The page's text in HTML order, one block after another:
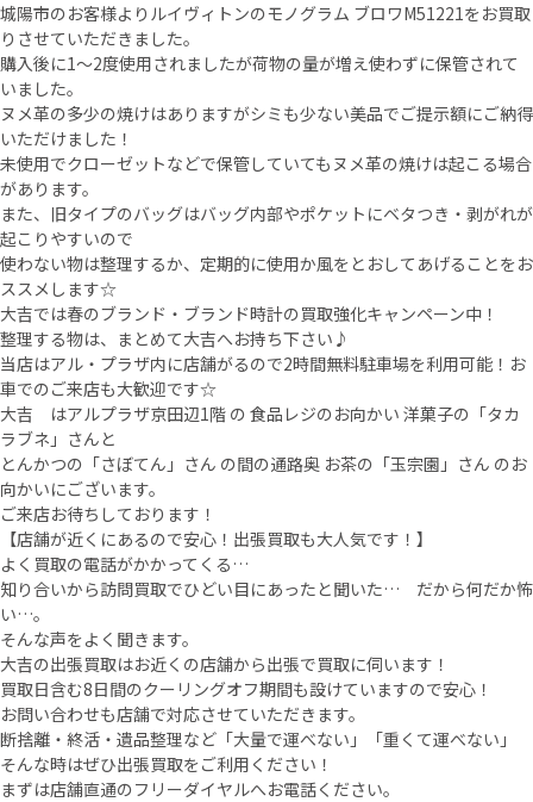
城陽市のお客様よりルイヴィトンのモノグラム ブロワM51221をお買取
りさせていただきました。
購入後に1～2度使用されましたが荷物の量が増え使わずに保管されて
いました。
ヌメ革の多少の焼けはありますがシミも少ない美品でご提示額にご納得
いただけました！
未使用でクローゼットなどで保管していてもヌメ革の焼けは起こる場合
があります。
また、旧タイプのバッグはバッグ内部やポケットにベタつき・剥がれが
起こりやすいので
使わない物は整理するか、定期的に使用か風をとおしてあげることをお
ススメします☆
大吉では春のブランド・ブランド時計の買取強化キャンペーン中！
整理する物は、まとめて大吉へお持ち下さい♪
当店はアル・プラザ内に店舗がるので2時間無料駐車場を利用可能！お
車でのご来店も大歓迎です☆
大吉 はアルプラザ京田辺1階 の 食品レジのお向かい 洋菓子の「タカ
ラブネ」さんと
とんかつの「さぼてん」さん の間の通路奥 お茶の「玉宗園」さん のお
向かいにございます。
ご来店お待ちしております！
【店舗が近くにあるので安心！出張買取も大人気です！】
よく買取の電話がかかってくる…
知り合いから訪問買取でひどい目にあったと聞いた… だから何だか怖
い…。
そんな声をよく聞きます。
大吉の出張買取はお近くの店舗から出張で買取に伺います！
買取日含む8日間のクーリングオフ期間も設けていますので安心！
お問い合わせも店舗で対応させていただきます。
断捨離・終活・遺品整理など「大量で運べない」「重くて運べない」
そんな時はぜひ出張買取をご利用ください！
まずは店舗直通のフリーダイヤルへお電話ください。